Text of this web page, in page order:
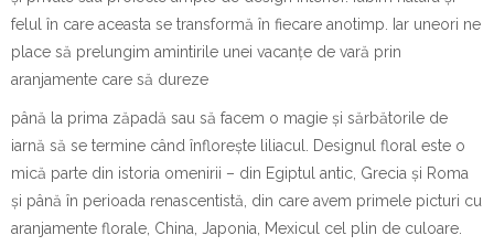
felul în care aceasta se transformă în fiecare anotimp. Iar uneori ne
place să prelungim amintirile unei vacanțe de vară prin
aranjamente care să dureze
până la prima zăpadă sau să facem o magie și sărbătorile de
iarnă să se termine când înflorește liliacul. Designul floral este o
mică parte din istoria omenirii – din Egiptul antic, Grecia și Roma
și până în perioada renascentistă, din care avem primele picturi cu
aranjamente florale, China, Japonia, Mexicul cel plin de culoare.